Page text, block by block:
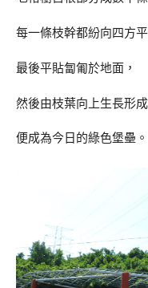
每一條枝幹都紛向四方
最後平貼匐匍於地面，
然後由枝葉向上生長形
便成為今日的綠色堡壘。